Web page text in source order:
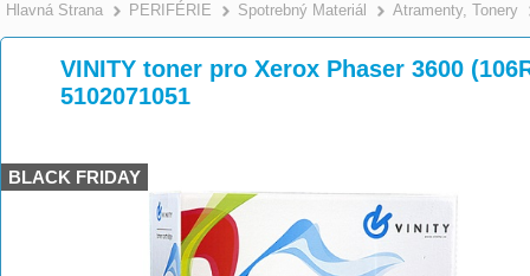
Hlavná Strana >
PERIFÉRIE >
Spotrebný Materiál >
Atramenty, Tonery
VINITY toner pro Xerox Phaser 3600
5102071051
BLACK FRIDAY